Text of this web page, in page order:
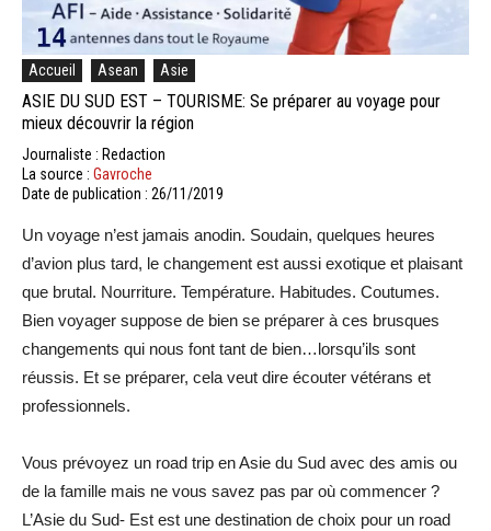
Accueil Asean Asie
ASIE DU SUD EST – TOURISME: Se préparer au voyage pour
mieux découvrir la région
Journaliste : Redaction
La source : Gavroche
Date de publication : 26/11/2019
Un voyage n’est jamais anodin. Soudain, quelques heures
d’avion plus tard, le changement est aussi exotique et plaisant
que brutal. Nourriture. Température. Habitudes. Coutumes.
Bien voyager suppose de bien se préparer à ces brusques
changements qui nous font tant de bien…lorsqu’ils sont
réussis. Et se préparer, cela veut dire écouter vétérans et
professionnels.
Vous prévoyez un road trip en Asie du Sud avec des amis ou
de la famille mais ne vous savez pas par où commencer ?
L’Asie du Sud- Est est une destination de choix pour un road